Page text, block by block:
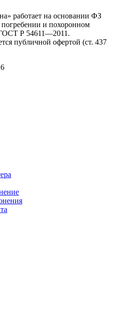
работает на основании ФЗ
и похоронном
ГОСТ Р 54611—2011.
публичной офертой (ст. 437